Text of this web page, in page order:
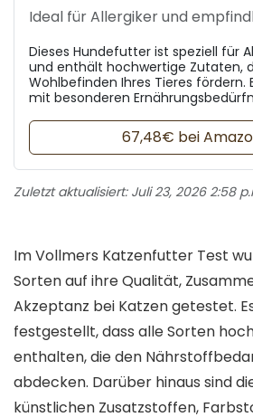
Ideal für Allergiker und
Dieses Hundefutter ist speziell für
und enthält hochwertige Zutaten,
Wohlbefinden Ihres Tieres fördern.
mit besonderen
67,48€ bei
Zuletzt aktualisiert: Juli 23, 2026 2:58
Im Vollmers Katzenfutter Test
Sorten auf ihre Qualität,
Akzeptanz bei Katzen getestet.
festgestellt, dass alle Sorten
enthalten, die den
abdecken. Darüber hinaus sind
künstlichen Zusatzstoffen,